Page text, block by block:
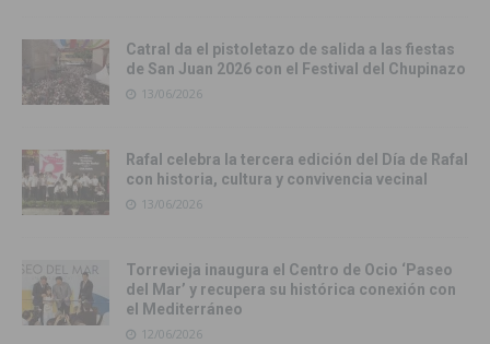
Catral da el pistoletazo de salida a las fiestas
de San Juan 2026 con el Festival del Chupinazo
13/06/2026
Rafal celebra la tercera edición del Día de Rafal
con historia, cultura y convivencia vecinal
13/06/2026
Torrevieja inaugura el Centro de Ocio ‘Paseo
del Mar’ y recupera su histórica conexión con
el Mediterráneo
12/06/2026